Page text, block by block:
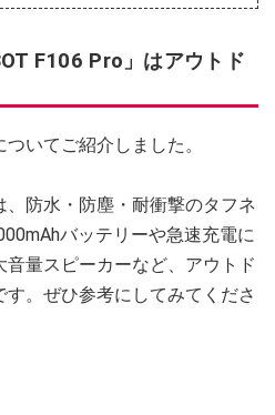
F106 Pro」はアウトド
ついてご紹介しました。
、防水・防塵・耐衝撃のタフネ
バッテリーや急速充電に
量スピーカーなど、アウトド
。ぜひ参考にしてみてくださ